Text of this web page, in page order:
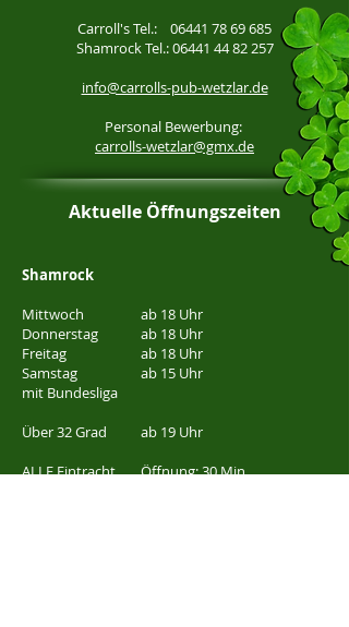
Carroll's Tel.: 06441 78 69 685
Shamrock Tel.:06441 44 82 257
info@carrolls-pub-wetzlar.de
Personal Bewerbung:
carrolls-wetzlar@gmx.de
Aktuelle Öffnungszeiten
Shamrock
Mittwoch
Donnerstag
Freitag
Samstag
mit Bundesliga
Über 32 Grad
ALLE Eintracht
ab 18 Uhr
ab 18 Uhr
ab 18 Uhr
ab 15 Uhr
ab 19 Uhr
Öffnung: 30 Min